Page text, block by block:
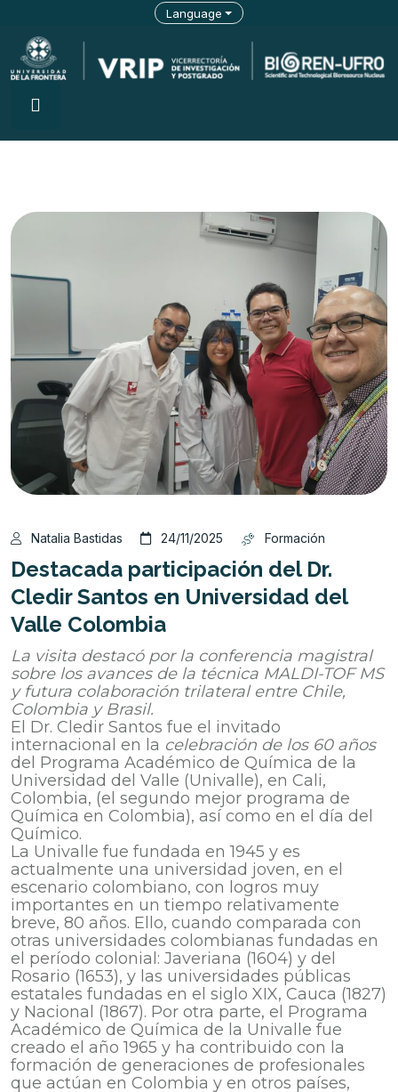
Language
Natalia Bastidas 24/11/2025 Formación
Destacada participación del Dr.
Cledir Santos en Universidad del
Valle Colombia
La visita destacó por la conferencia magistral
sobre los avances de la técnica MALDI-TOF MS
y futura colaboración trilateral entre Chile,
Colombia y Brasil.
El Dr. Cledir Santos fue el invitado
internacional en la celebración de los 60 años
del Programa Académico de Química de la
Universidad del Valle (Univalle), en Cali,
Colombia, (el segundo mejor programa de
Química en Colombia), así como en el día del
Químico.
La Univalle fue fundada en 1945 y es
actualmente una universidad joven, en el
escenario colombiano, con logros muy
importantes en un tiempo relativamente
breve, 80 años. Ello, cuando comparada con
otras universidades colombianas fundadas en
el período colonial: Javeriana (1604) y del
Rosario (1653), y las universidades públicas
estatales fundadas en el siglo XIX, Cauca (1827)
y Nacional (1867). Por otra parte, el Programa
Académico de Química de la Univalle fue
creado el año 1965 y ha contribuido con la
formación de generaciones de profesionales
que actúan en Colombia y en otros países,